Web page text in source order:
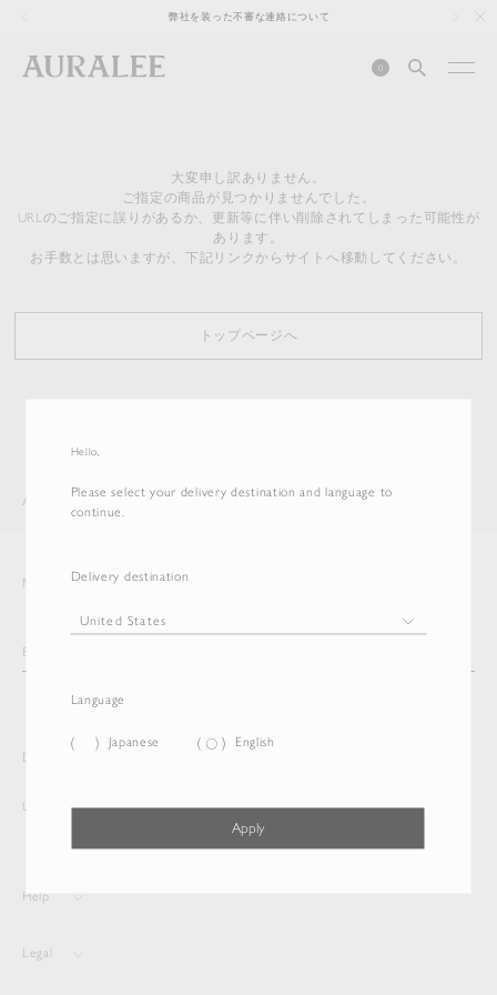
Hello,
Please select your delivery destination and language to
continue.
Delivery destination
Language
Japanese English
Apply
弊社を装った不審な連絡について
0
大変申し訳ありません。
ご指定の商品が見つかりませんでした。
URLのご指定に誤りがあるか、更新等に伴い削除されてしまった可能性が
あります。
お手数とは思いますが、下記リンクからサイトへ移動してください。
トップページへ
AURALEE ITEM
Newsletter
Delivery destination and Language
United States Japanese
Help
Legal